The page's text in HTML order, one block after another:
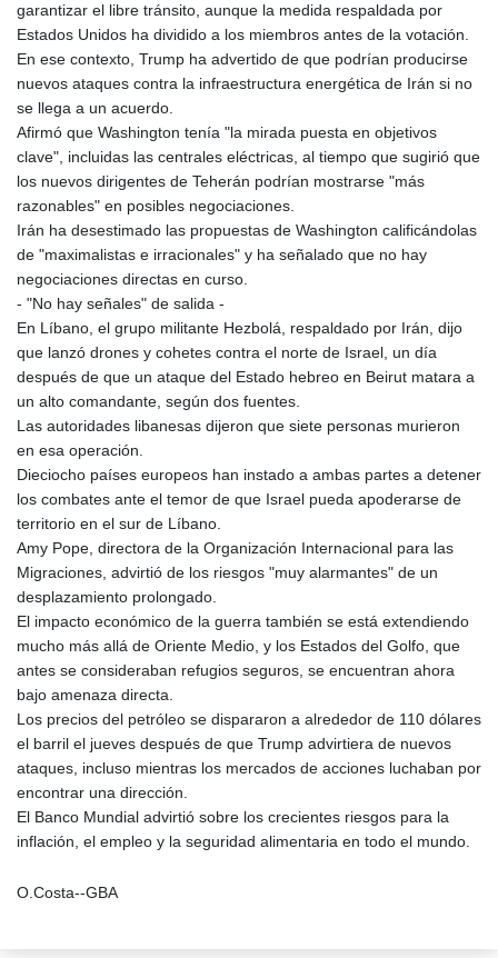
garantizar el libre tránsito, aunque la medida respaldada por
Estados Unidos ha dividido a los miembros antes de la votación.
En ese contexto, Trump ha advertido de que podrían producirse
nuevos ataques contra la infraestructura energética de Irán si no
se llega a un acuerdo.
Afirmó que Washington tenía "la mirada puesta en objetivos
clave", incluidas las centrales eléctricas, al tiempo que sugirió que
los nuevos dirigentes de Teherán podrían mostrarse "más
razonables" en posibles negociaciones.
Irán ha desestimado las propuestas de Washington calificándolas
de "maximalistas e irracionales" y ha señalado que no hay
negociaciones directas en curso.
- "No hay señales" de salida -
En Líbano, el grupo militante Hezbolá, respaldado por Irán, dijo
que lanzó drones y cohetes contra el norte de Israel, un día
después de que un ataque del Estado hebreo en Beirut matara a
un alto comandante, según dos fuentes.
Las autoridades libanesas dijeron que siete personas murieron
en esa operación.
Dieciocho países europeos han instado a ambas partes a detener
los combates ante el temor de que Israel pueda apoderarse de
territorio en el sur de Líbano.
Amy Pope, directora de la Organización Internacional para las
Migraciones, advirtió de los riesgos "muy alarmantes" de un
desplazamiento prolongado.
El impacto económico de la guerra también se está extendiendo
mucho más allá de Oriente Medio, y los Estados del Golfo, que
antes se consideraban refugios seguros, se encuentran ahora
bajo amenaza directa.
Los precios del petróleo se dispararon a alrededor de 110 dólares
el barril el jueves después de que Trump advirtiera de nuevos
ataques, incluso mientras los mercados de acciones luchaban por
encontrar una dirección.
El Banco Mundial advirtió sobre los crecientes riesgos para la
inflación, el empleo y la seguridad alimentaria en todo el mundo.
O.Costa--GBA